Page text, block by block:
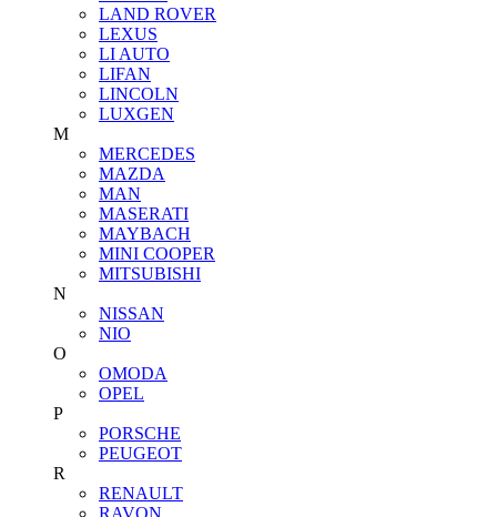
LAND ROVER
LEXUS
LI AUTO
LIFAN
LINCOLN
LUXGEN
M
MERCEDES
MAZDA
MAN
MASERATI
MAYBACH
MINI COOPER
MITSUBISHI
N
NISSAN
NIO
O
OMODA
OPEL
P
PORSCHE
PEUGEOT
R
RENAULT
RAVON